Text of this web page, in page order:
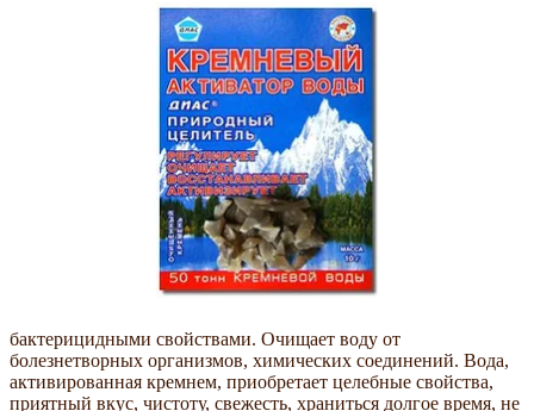
бактерицидными свойствами. Очищает воду от
болезнетворных организмов, химических соединений. Вода,
активированная кремнем, приобретает целебные свойства,
приятный вкус, чистоту, свежесть, храниться долгое время, не